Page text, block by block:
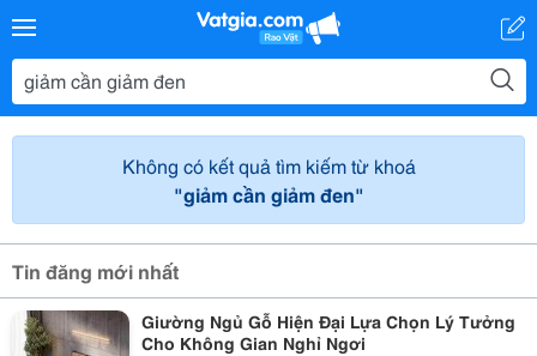
Không có kết quả tìm kiếm từ khoá
"giảm cần giảm đen"
Tin đăng mới nhất
Giường Ngủ Gỗ Hiện Đại Lựa Chọn Lý Tưởng
Cho Không Gian Nghỉ Ngơi